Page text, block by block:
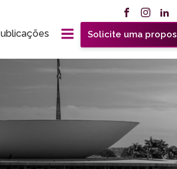
Solicite uma